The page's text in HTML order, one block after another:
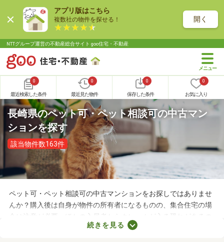
アプリ版はこちら
複数社の物件を探せる！ 開く
NTTグループ運営の不動産総合サイト goo住宅・不動産
0
最近検索した条件
0
最近見た物件
0
保存した条件
0
お気に入り
長崎県のペット可・ペット相談可の中古マン
ションを探す
該当物件数163件
ペット可・ペット相談可の中古マンションをお探しではありませ
んか？購入後は自身が物件の所有者になるものの、集合住宅の場
合は注意が必要。ほかの入居者からクレームが入る恐れがあるの
で、大切な家族と引っ越す際は、ペット可の物件を選ぶことが大
続きを見る